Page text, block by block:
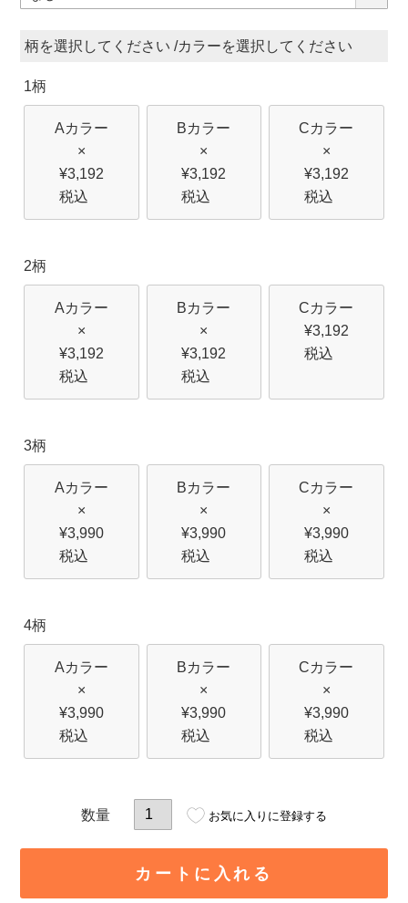
柄 カラー
1柄
Aカラー
×
¥3,192
税込
Bカラー
×
¥3,192
税込
Cカラー
×
¥3,192
税込
2柄
Aカラー
×
¥3,192
税込
Bカラー
×
¥3,192
税込
Cカラー
¥3,192
税込
3柄
Aカラー
×
¥3,990
税込
Bカラー
×
¥3,990
税込
Cカラー
×
¥3,990
税込
4柄
Aカラー
×
¥3,990
税込
Bカラー
×
¥3,990
税込
Cカラー
×
¥3,990
税込
お気に入りに登録する
カートに入れる